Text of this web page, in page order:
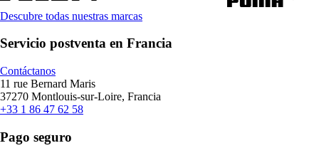
Descubre todas nuestras marcas
Servicio postventa en Francia
Contáctanos
11 rue Bernard Maris
37270 Montlouis-sur-Loire, Francia
+33 1 86 47 62 58
Pago seguro